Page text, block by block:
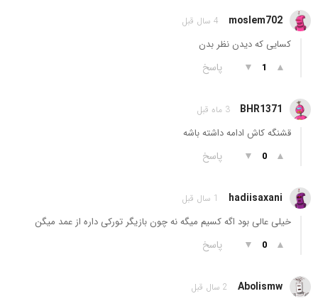
moslem702 4 سال قبل
کسایی که دیدن نظر بدن
▲
1
▼ پاسخ
BHR1371 3 ماه قبل
قشنگه کاش ادامه داشته باشه
▲
0
▼ پاسخ
hadiisaxani 1 سال قبل
خیلی عالی بود اگه کسیم میگه نه چون بازیگر تورکی داره از عمد میگن
▲
0
▼ پاسخ
Abolismw 2 سال قبل